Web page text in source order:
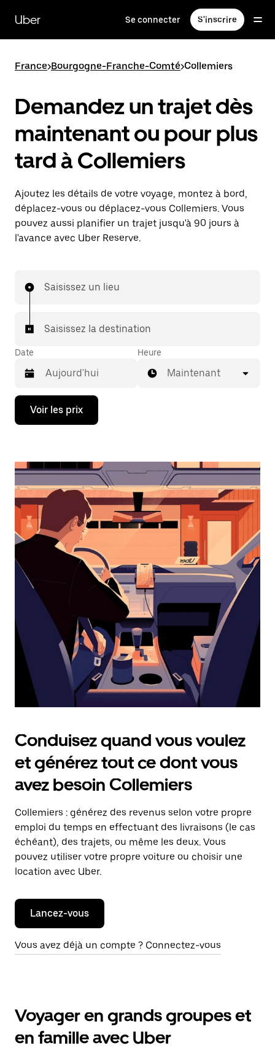
contenu
principal
Uber Se connecter S'inscrire
France>Bourgogne-Franche-Comté>Collemiers
Demandez un trajet dès
maintenant ou pour plus
tard à Collemiers
Ajoutez les détails de votre voyage, montez à bord,
déplacez-vous ou déplacez-vous Collemiers. Vous
pouvez aussi planifier un trajet jusqu'à 90 jours à
l'avance avec Uber Reserve.
Saisissez un lieu
Saisissez la destination
Date
Appuyez
la
bas
ouvrir
le
calendrier
sélectionner
une
date.
Appuyez
sur
touche
pour
fermer
le
calendrier.
Heure
Maintenant
Voir les prix
Conduisez quand vous voulez
et générez tout ce dont vous
avez besoin Collemiers
Collemiers : générez des revenus selon votre propre
emploi du temps en effectuant des livraisons (le cas
échéant), des trajets, ou même les deux. Vous
pouvez utiliser votre propre voiture ou choisir une
location avec Uber.
Lancez-vous
Vous avez déjà un compte ? Connectez-vous
Voyager en grands groupes et
en famille avec Uber